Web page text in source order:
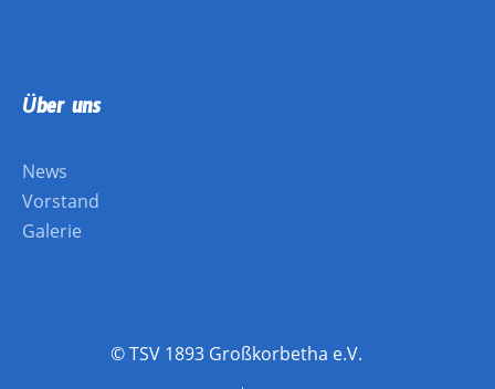
Über uns
News
Vorstand
Galerie
© TSV 1893 Großkorbetha e.V.